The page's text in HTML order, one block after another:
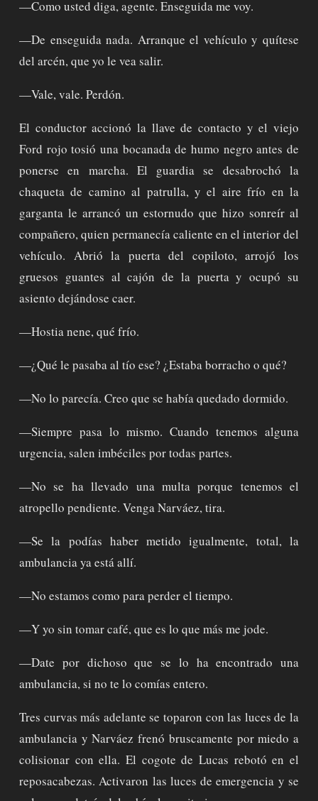
—Como usted diga, agente. Enseguida me voy.
—De enseguida nada. Arranque el vehículo y quítese
del arcén, que yo le vea salir.
—Vale, vale. Perdón.
El conductor accionó la llave de contacto y el viejo
Ford rojo tosió una bocanada de humo negro antes de
ponerse en marcha. El guardia se desabrochó la
chaqueta de camino al patrulla, y el aire frío en la
garganta le arrancó un estornudo que hizo sonreír al
compañero, quien permanecía caliente en el interior del
vehículo. Abrió la puerta del copiloto, arrojó los
gruesos guantes al cajón de la puerta y ocupó su
asiento dejándose caer.
—Hostia nene, qué frío.
—¿Qué le pasaba al tío ese? ¿Estaba borracho o qué?
—No lo parecía. Creo que se había quedado dormido.
—Siempre pasa lo mismo. Cuando tenemos alguna
urgencia, salen imbéciles por todas partes.
—No se ha llevado una multa porque tenemos el
atropello pendiente. Venga Narváez, tira.
—Se la podías haber metido igualmente, total, la
ambulancia ya está allí.
—No estamos como para perder el tiempo.
—Y yo sin tomar café, que es lo que más me jode.
—Date por dichoso que se lo ha encontrado una
ambulancia, si no te lo comías entero.
Tres curvas más adelante se toparon con las luces de la
ambulancia y Narváez frenó bruscamente por miedo a
colisionar con ella. El cogote de Lucas rebotó en el
reposacabezas. Activaron las luces de emergencia y se